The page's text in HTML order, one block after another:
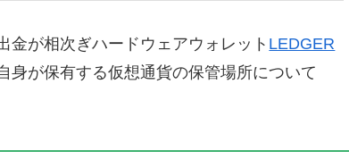
金が相次ぎハードウェアウォレット LEDGER
身が保有する仮想通貨の保管場所について